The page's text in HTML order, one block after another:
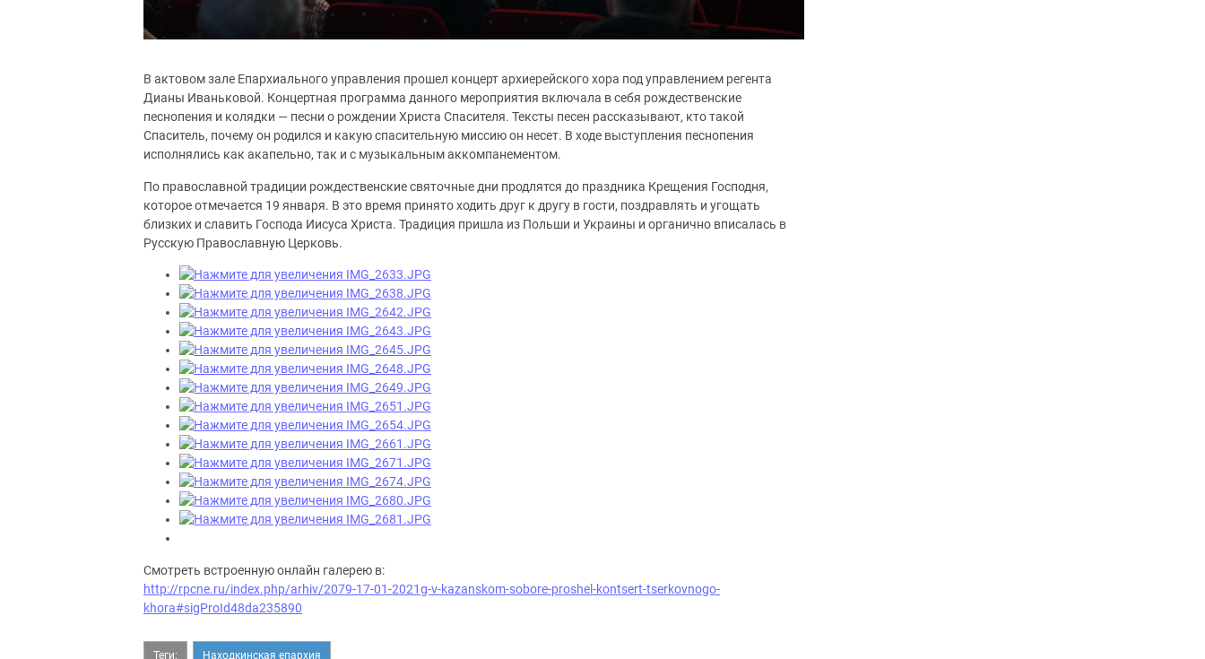
В актовом зале Епархиального управления прошел концерт архиерейского хора под управлением регента
Дианы Иваньковой. Концертная программа данного мероприятия включала в себя рождественские
песнопения и колядки — песни о рождении Христа Спасителя. Тексты песен рассказывают, кто такой
Спаситель, почему он родился и какую спасительную миссию он несет. В ходе выступления песнопения
исполнялись как акапельно, так и с музыкальным аккомпанементом.
По православной традиции рождественские святочные дни продлятся до праздника Крещения Господня,
которое отмечается 19 января. В это время принято ходить друг к другу в гости, поздравлять и угощать
близких и славить Господа Иисуса Христа. Традиция пришла из Польши и Украины и органично вписалась в
Русскую Православную Церковь.
Смотреть встроенную онлайн галерею в:
http://rpcne.ru/index.php/arhiv/2079-17-01-2021g-v-kazanskom-sobore-proshel-kontsert-tserkovnogo-
khora#sigProId48da235890
Теги: Находкинская епархия